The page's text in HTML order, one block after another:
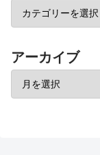
アーカイブ